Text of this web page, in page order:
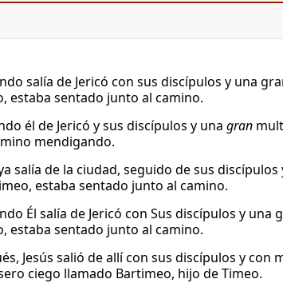
salía de Jericó con sus discípulos y una
estaba sentado junto al camino.
él de Jericó y sus discípulos y una gran
mendigando.
salía de la ciudad, seguido de sus
estaba sentado junto al camino.
Él salía de Jericó con Sus discípulos y
estaba sentado junto al camino.
Jesús salió de allí con sus discípulos y con
ciego llamado Bartimeo, hijo de Timeo.